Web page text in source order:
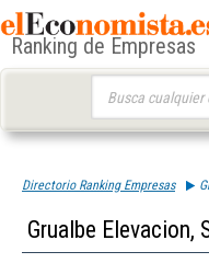
Ranking de Empresas
Directorio Ranking Empresas
Grualbe Elevacion,